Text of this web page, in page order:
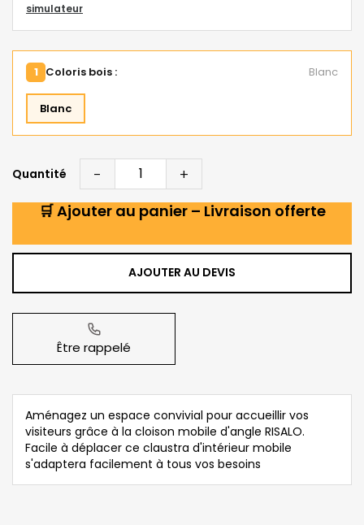
simulateur
1 Coloris bois : Blanc
Blanc
Quantité -
+
🛒 Ajouter au panier – Livraison offerte
AJOUTER AU DEVIS
Être rappelé
Aménagez un espace convivial pour accueillir vos
visiteurs grâce à la cloison mobile d'angle RISALO.
Facile à déplacer ce claustra d'intérieur mobile
s'adaptera facilement à tous vos besoins